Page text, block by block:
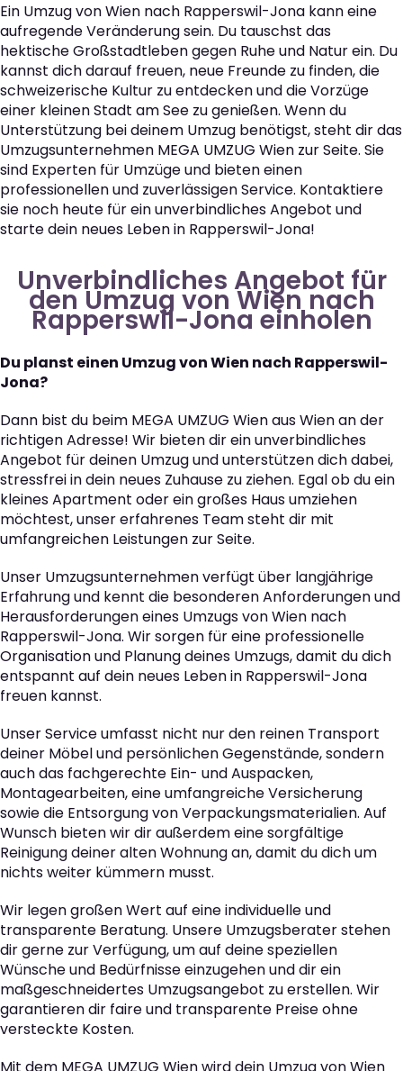
Ein Umzug von Wien nach Rapperswil-Jona kann eine
aufregende Veränderung sein. Du tauschst das
hektische Großstadtleben gegen Ruhe und Natur ein. Du
kannst dich darauf freuen, neue Freunde zu finden, die
schweizerische Kultur zu entdecken und die Vorzüge
einer kleinen Stadt am See zu genießen. Wenn du
Unterstützung bei deinem Umzug benötigst, steht dir das
Umzugsunternehmen MEGA UMZUG Wien zur Seite. Sie
sind Experten für Umzüge und bieten einen
professionellen und zuverlässigen Service. Kontaktiere
sie noch heute für ein unverbindliches Angebot und
starte dein neues Leben in Rapperswil-Jona!
Unverbindliches Angebot für
den Umzug von Wien nach
Rapperswil-Jona einholen
Du planst einen Umzug von Wien nach Rapperswil-
Jona?
Dann bist du beim MEGA UMZUG Wien aus Wien an der
richtigen Adresse! Wir bieten dir ein unverbindliches
Angebot für deinen Umzug und unterstützen dich dabei,
stressfrei in dein neues Zuhause zu ziehen. Egal ob du ein
kleines Apartment oder ein großes Haus umziehen
möchtest, unser erfahrenes Team steht dir mit
umfangreichen Leistungen zur Seite.
Unser Umzugsunternehmen verfügt über langjährige
Erfahrung und kennt die besonderen Anforderungen und
Herausforderungen eines Umzugs von Wien nach
Rapperswil-Jona. Wir sorgen für eine professionelle
Organisation und Planung deines Umzugs, damit du dich
entspannt auf dein neues Leben in Rapperswil-Jona
freuen kannst.
Unser Service umfasst nicht nur den reinen Transport
deiner Möbel und persönlichen Gegenstände, sondern
auch das fachgerechte Ein- und Auspacken,
Montagearbeiten, eine umfangreiche Versicherung
sowie die Entsorgung von Verpackungsmaterialien. Auf
Wunsch bieten wir dir außerdem eine sorgfältige
Reinigung deiner alten Wohnung an, damit du dich um
nichts weiter kümmern musst.
Wir legen großen Wert auf eine individuelle und
transparente Beratung. Unsere Umzugsberater stehen
dir gerne zur Verfügung, um auf deine speziellen
Wünsche und Bedürfnisse einzugehen und dir ein
maßgeschneidertes Umzugsangebot zu erstellen. Wir
garantieren dir faire und transparente Preise ohne
versteckte Kosten.